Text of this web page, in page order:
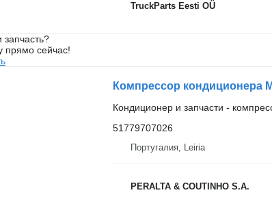
TruckParts Eesti OÜ
прямо сейчас!
Кондиционер и запчасти -
51779707026
Португалия, Leiria
PERALTA & COUTINHO S.A.